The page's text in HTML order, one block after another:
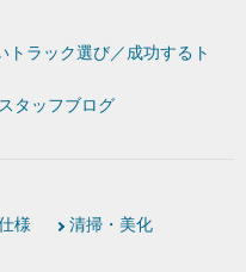
トラック選び／成功するト
スタッフブログ
様
清掃・美化